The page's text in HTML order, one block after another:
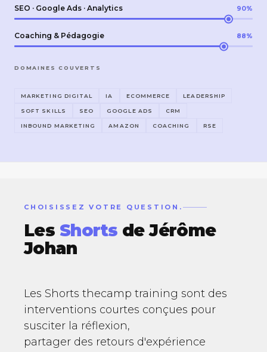
SEO · Google Ads · Analytics 90%
Coaching & Pédagogie 88%
DOMAINES COUVERTS
MARKETING DIGITAL IA ECOMMERCE LEADERSHIP
SOFT SKILLS SEO GOOGLE ADS CRM
INBOUND MARKETING AMAZON COACHING RSE
CHOISISSEZ VOTRE QUESTION.
Les Shorts de Jérôme
Johan
Les Shorts thecamp training sont des
interventions courtes conçues pour
susciter la réflexion,
partager des retours d'expérience